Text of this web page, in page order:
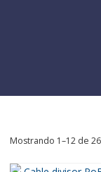
Mostrando 1–12 de